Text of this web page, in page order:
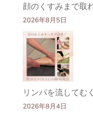
顔のくすみまで取
2026年8月5日
リンパを流してむ
2026年8月4日